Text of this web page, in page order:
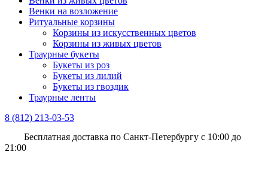
Венки на возложение
Ритуальные корзины
Корзины из искусственных цветов
Корзины из живых цветов
Траурные букеты
Букеты из роз
Букеты из лилий
Букеты из гвоздик
Траурные ленты
8 (812) 213-03-53
Бесплатная доставка по Санкт-Петербургу с 10:00 до
21:00